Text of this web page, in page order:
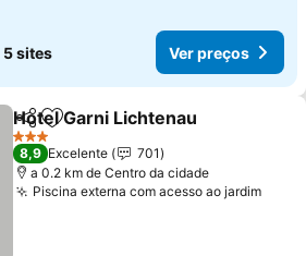
5 sites Ver preços
PartilharAdicionar aos favoritos
Hotel Garni Lichtenau
3 Estrelas
8,9 Excelente
701
a 0.2 km de Centro da cidade
Piscina externa com acesso ao jardim